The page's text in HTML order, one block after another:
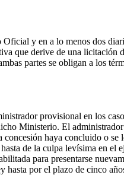
y en a lo menos dos
que derive de una licitación
partes se obligan a los
provisional en los
Ministerio. El
haya concluido o
de la culpa levísima en
para presentarse
hasta por el plazo de cinco